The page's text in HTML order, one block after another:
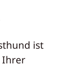
ist
Ihrer